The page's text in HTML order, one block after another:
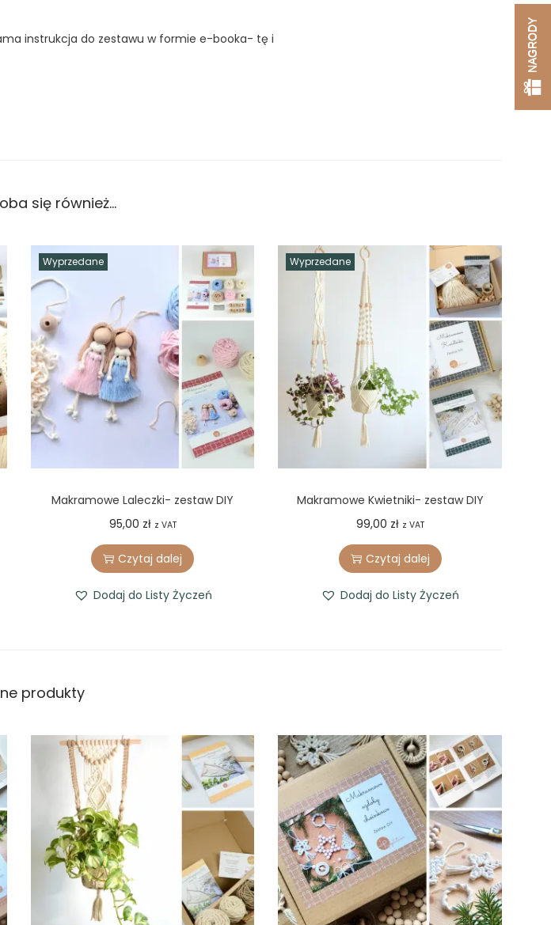
instrukcja do zestawu w formie e-booka- tę i
się również…
Wyprzedane
Makramowe Laleczki- zestaw DIY
95,00 zł z VAT
Czytaj dalej
Dodaj do Listy Życzeń
Wyprzedane
Makramowe Kwietniki- zestaw DIY
99,00 zł z VAT
Czytaj dalej
Dodaj do Listy Życzeń
produkty
NAGRODY